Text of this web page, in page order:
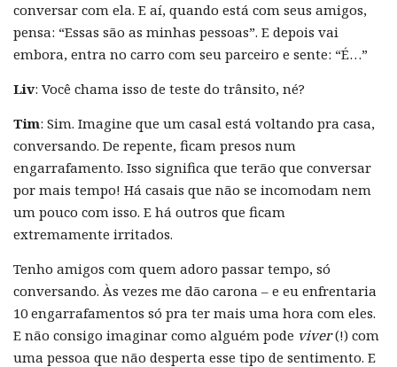
conversar com ela. E aí, quando está com seus amigos,
pensa: “Essas são as minhas pessoas”. E depois vai
embora, entra no carro com seu parceiro e sente: “É…”
Liv: Você chama isso de teste do trânsito, né?
Tim: Sim. Imagine que um casal está voltando pra casa,
conversando. De repente, ficam presos num
engarrafamento. Isso significa que terão que conversar
por mais tempo! Há casais que não se incomodam nem
um pouco com isso. E há outros que ficam
extremamente irritados.
Tenho amigos com quem adoro passar tempo, só
conversando. Às vezes me dão carona – e eu enfrentaria
10 engarrafamentos só pra ter mais uma hora com eles.
E não consigo imaginar como alguém pode viver(!) com
uma pessoa que não desperta esse tipo de sentimento. E